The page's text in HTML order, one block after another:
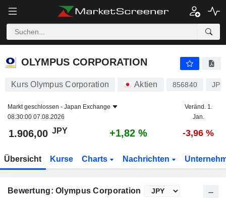
OLYMPUS CORPORATION
OLYMPUS CORPORATION
Kurs Olympus Corporation Aktien 856840
Markt geschlossen - Japan Exchange
08:30:00 07.08.2026
Veränd. 1.
Jan.
1.906,00 JPY +1,82 % -3,96 %
Übersicht Kurse Charts Nachrichten
Bewertung: Olympus Corporation